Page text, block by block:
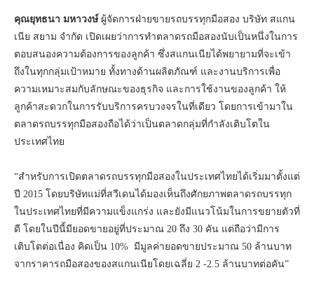
คุณยุทธนา มหาวงษ์ผู้จัดการฝ่ายขายรถบรรทุกมือสอง บริษัท สแกน
เนีย สยาม จำกัด เปิดเผยว่าการทำตลาดรถมือสองนับเป็นหนึ่งในการ
ตอบสนองความต้องการของลูกค้า ซึ่งสแกนเนียได้พยายามที่จะเข้า
ถึงในทุกกลุ่มเป้าหมาย ทั้งทางด้านผลิตภัณฑ์ และงานบริการเพื่อ
ความเหมาะสมกับลักษณะของธุรกิจ และการใช้งานของลูกค้า ให้
ลูกค้าสะดวกในการรับบริการครบวงจรในที่เดียว โดยการเข้ามาใน
ตลาดรถบรรทุกมือสองถือได้ว่าเป็นตลาดกลุ่มที่กำลังเติบโตใน
ประเทศไทย
“สำหรับการเปิดตลาดรถบรรทุกมือสองในประเทศไทยได้เริ่มมาตั้งแต่
ปี 2015 โดยบริษัทแม่ที่สวีเดนได้มองเห็นถึงศักยภาพตลาดรถบรรทุก
ในประเทศไทยที่มีความแข็งแกร่ง และยังมีแนวโน้มในการขยายตัวที่
ดี โดยในปีนี้มียอดขายอยู่ที่ประมาณ 20 ถึง 30 คัน แต่ถือว่ามีการ
เติบโตต่อเนื่อง คิดเป็น 10% มีมูลค่ายอดขายประมาณ 50 ล้านบาท
จากราคารถมือสองของสแกนเนียโดยเฉลี่ย 2 -2.5 ล้านบาทต่อคัน”